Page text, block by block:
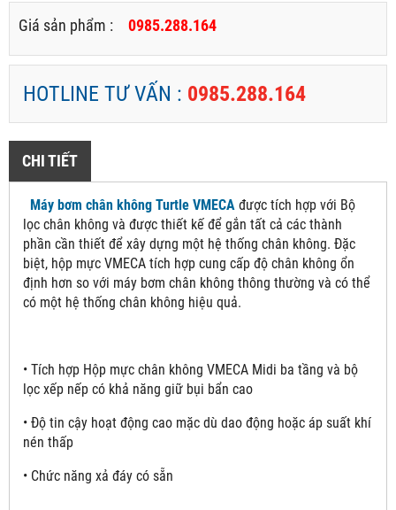
Giá sản phẩm : 0985.288.164
HOTLINE TƯ VẤN : 0985.288.164
CHI TIẾT
Máy bơm chân không Turtle VMECA được tích hợp với Bộ
lọc chân không và được thiết kế để gắn tất cả các thành
phần cần thiết để xây dựng một hệ thống chân không. Đặc
biệt, hộp mực VMECA tích hợp cung cấp độ chân không ổn
định hơn so với máy bơm chân không thông thường và có thể
có một hệ thống chân không hiệu quả.
• Tích hợp Hộp mực chân không VMECA Midi ba tầng và bộ
lọc xếp nếp có khả năng giữ bụi bẩn cao
• Độ tin cậy hoạt động cao mặc dù dao động hoặc áp suất khí
nén thấp
• Chức năng xả đáy có sẵn